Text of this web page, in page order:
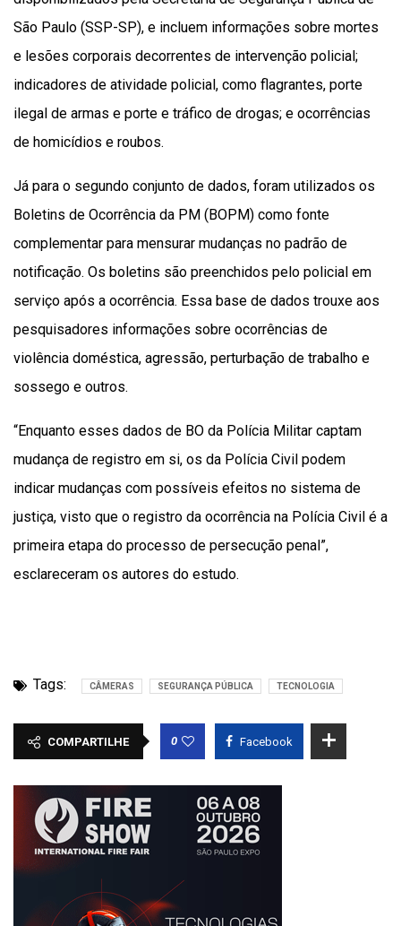
São Paulo (SSP-SP), e incluem informações sobre mortes
e lesões corporais decorrentes de intervenção policial;
indicadores de atividade policial, como flagrantes, porte
ilegal de armas e porte e tráfico de drogas; e ocorrências
de homicídios e roubos.
Já para o segundo conjunto de dados, foram utilizados os
Boletins de Ocorrência da PM (BOPM) como fonte
complementar para mensurar mudanças no padrão de
notificação. Os boletins são preenchidos pelo policial em
serviço após a ocorrência. Essa base de dados trouxe aos
pesquisadores informações sobre ocorrências de
violência doméstica, agressão, perturbação de trabalho e
sossego e outros.
“Enquanto esses dados de BO da Polícia Militar captam
mudança de registro em si, os da Polícia Civil podem
indicar mudanças com possíveis efeitos no sistema de
justiça, visto que o registro da ocorrência na Polícia Civil é a
primeira etapa do processo de persecução penal”,
esclareceram os autores do estudo.
Tags: CÂMERAS SEGURANÇA PÚBLICA TECNOLOGIA
COMPARTILHE 0 Facebook